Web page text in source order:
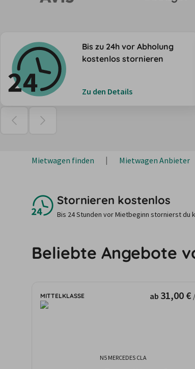
Bis zu 24h vor Abholung
kostenlos stornieren
Zu den Details
Mietwagen finden Mietwagen Anbieter
Stornieren kostenlos
Bis 24 Stunden vor Mietbeginn stornierst du
Beliebte Angebote
MITTELKLASSE ab 31,00 €
N5 MERCEDES CLA